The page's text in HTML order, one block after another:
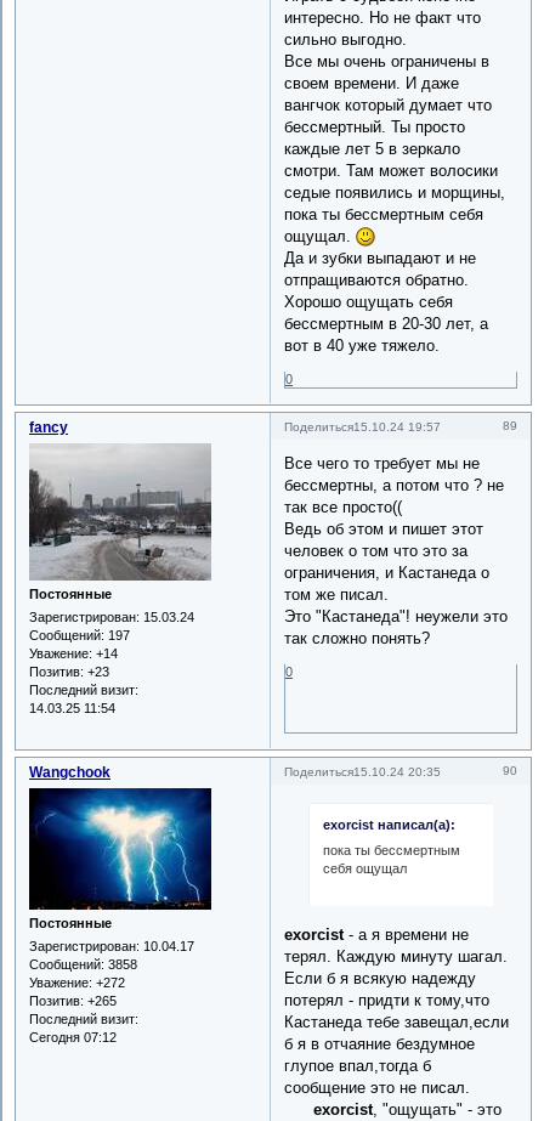
интересно. Но не факт что
сильно выгодно.
Все мы очень ограничены в
своем времени. И даже
вангчок который думает что
бессмертный. Ты просто
каждые лет 5 в зеркало
смотри. Там может волосики
седые появились и морщины,
пока ты бессмертным себя
ощущал.
Да и зубки выпадают и не
отпращиваются обратно.
Хорошо ощущать себя
бессмертным в 20-30 лет, а
вот в 40 уже тяжело.
0
Поделиться 89
15.10.24 19:57
fancy
Постоянные
Зарегистрирован: 15.03.24
Сообщений: 197
Уважение: +14
Позитив: +23
Последний визит:
14.03.25 11:54
Все чего то требует мы не
бессмертны, а потом что ? не
так все просто((
Ведь об этом и пишет этот
человек о том что это за
ограничения, и Кастанеда о
том же писал.
Это "Кастанеда"! неужели это
так сложно понять?
0
Поделиться 90
15.10.24 20:35
Wangchook
Постоянные
Зарегистрирован: 10.04.17
Сообщений: 3858
Уважение: +272
Позитив: +265
Последний визит:
Сегодня 07:12
exorcist написал(а):
пока ты бессмертным
себя ощущал
exorcist- а я времени не
терял. Каждую минуту шагал.
Если б я всякую надежду
потерял - придти к тому,что
Кастанеда тебе завещал,если
б я в отчаяние бездумное
глупое впал,тогда б
сообщение это не писал.
exorcist, "ощущать" - это